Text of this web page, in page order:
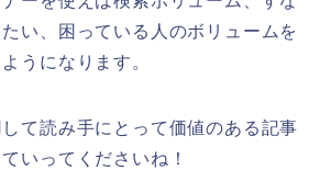
い、困っている人のボリュームを
うになります。
て読み手にとって価値のある記事
いってくださいね！